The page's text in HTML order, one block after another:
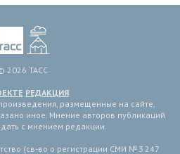
2026 ТАСС
РЕДАКЦИЯ
размещенные на сайте,
иное. Мнение авторов публикаций
с мнением редакции.
(св-во о регистрации СМИ № 3 247